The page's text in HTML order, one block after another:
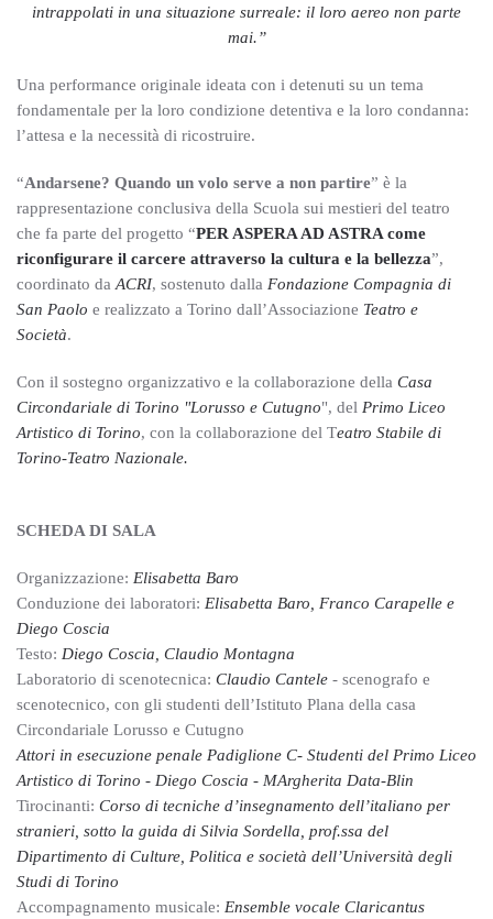
intrappolati in una situazione surreale: il loro aereo non parte
mai.”
Una performance originale ideata con i detenuti su un tema
fondamentale per la loro condizione detentiva e la loro condanna:
l’attesa e la necessità di ricostruire.
“Andarsene? Quando un volo serve a non partire” è la
rappresentazione conclusiva della Scuola sui mestieri del teatro
che fa parte del progetto “PER ASPERA AD ASTRA come
riconfigurare il carcere attraverso la cultura e la bellezza”,
coordinato da ACRI, sostenuto dalla Fondazione Compagnia di
San Paolo e realizzato a Torino dall’Associazione Teatro e
Società.
Con il sostegno organizzativo e la collaborazione della Casa
Circondariale di Torino "Lorusso e Cutugno", del Primo Liceo
Artistico di Torino, con la collaborazione del Teatro Stabile di
Torino-Teatro Nazionale.
SCHEDA DI SALA
Organizzazione: Elisabetta Baro
Conduzione dei laboratori: Elisabetta Baro, Franco Carapelle e
Diego Coscia
Testo: Diego Coscia, Claudio Montagna
Laboratorio di scenotecnica: Claudio Cantele - scenografo e
scenotecnico, con gli studenti dell’Istituto Plana della casa
Circondariale Lorusso e Cutugno
Attori in esecuzione penale Padiglione C- Studenti del Primo Liceo
Artistico di Torino - Diego Coscia - MArgherita Data-Blin
Tirocinanti: Corso di tecniche d’insegnamento dell’italiano per
stranieri, sotto la guida di Silvia Sordella, prof.ssa del
Dipartimento di Culture, Politica e società dell’Università degli
Studi di Torino
Accompagnamento musicale: Ensemble vocale Claricantus